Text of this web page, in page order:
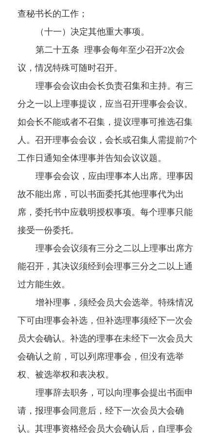
查秘书长的工作；
（十一）决定其他重大事项。
第二十五条 理事会每年至少召开2次会
议，情况特殊可随时召开。
理事会会议由会长负责召集和主持。有三
分之一以上理事提议，应当召开理事会会议。
如会长不能或者不召集，提议理事可推选召集
人。召开理事会会议，会长或召集人需提前7个
工作日通知全体理事并告知会议议题。
理事会会议，应由理事本人出席。理事因
故不能出席，可以书面委托其他理事代为出
席，委托书中应载明授权事项。每个理事只能
接受一份委托。
理事会会议须有三分之二以上理事出席方
能召开，其决议须经到会理事三分之二以上通
过方能生效。
增补理事，须经会员大会选举。特殊情况
下可由理事会补选，但补选理事须经下一次会
员大会确认。补选的理事在未经下一次会员大
会确认之前，可以列席理事会，但没有选举
权、被选举权和表决权。
理事辞去职务，可以向理事会提出书面申
请，报理事会同意后，经下一次会员大会确
认。其理事资格经会员大会确认后，自理事会